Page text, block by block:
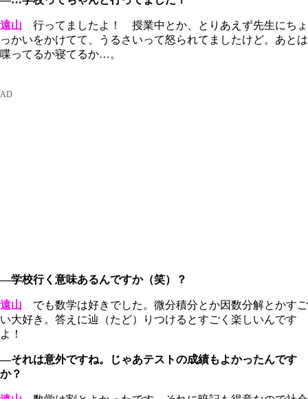
遠山 行ってましたよ！ 授業中とか、とりあえず先生にちょ
っかいをかけてて、うるさいって怒られてましたけど。あとは
喋ってるか寝てるか…。
―学校行く意味あるんですか（笑）？
遠山 でも数学は好きでした。微分積分とか因数分解とかすご
い大好き。答えに辿（たど）りつけるとすごく楽しいんです
よ！
―それは意外ですね。じゃあテストの成績もよかったんです
か？